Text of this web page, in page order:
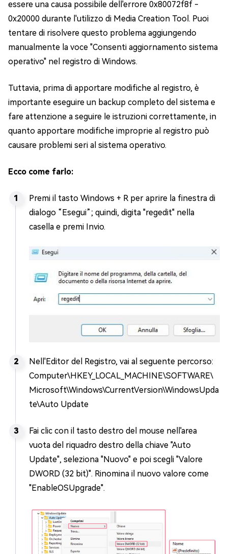
essere una causa possibile dell'errore 0x80072f8f -
0x20000 durante l'utilizzo di Media Creation Tool. Puoi
tentare di risolvere questo problema aggiungendo
manualmente la voce "Consenti aggiornamento sistema
operativo" nel registro di Windows.
Tuttavia, prima di apportare modifiche al registro, è
importante eseguire un backup completo del sistema e
fare attenzione a seguire le istruzioni correttamente, in
quanto apportare modifiche improprie al registro può
causare problemi seri al sistema operativo.
Ecco come farlo:
Premi il tasto Windows + R per aprire la finestra di
dialogo “Esegui”; quindi, digita "regedit" nella
casella e premi Invio.
Nell'Editor del Registro, vai al seguente percorso:
Computer\HKEY_LOCAL_MACHINE\SOFTWARE\
Microsoft\Windows\CurrentVersion\WindowsUpda
te\Auto Update
Fai clic con il tasto destro del mouse nell'area
vuota del riquadro destro della chiave "Auto
Update", seleziona "Nuovo" e poi scegli "Valore
DWORD (32 bit)". Rinomina il nuovo valore come
"EnableOSUpgrade".